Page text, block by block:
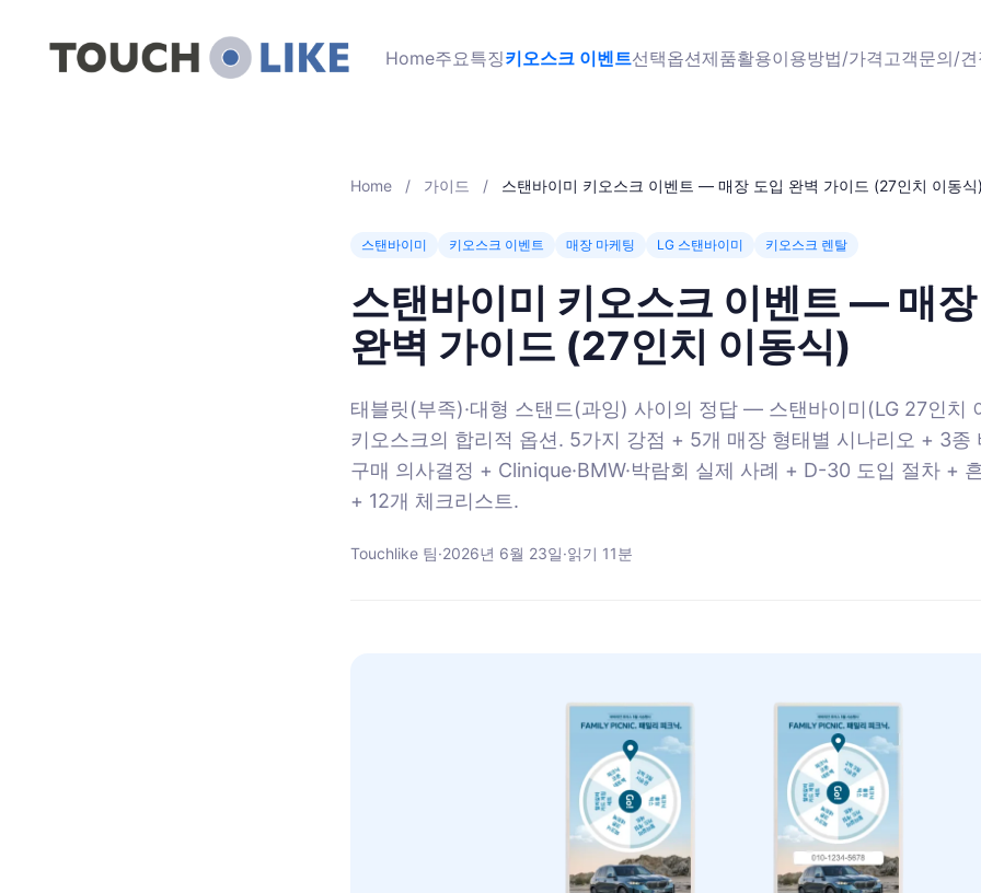
Home주요특징키오스크 이벤트선택옵션제품활용이용방법/가격고객문의/
Home / 가이드 / 스탠바이미 키오스크 이벤트 — 매장 도입 완벽 가이드 (27인치 이동식
스탠바이미 키오스크 이벤트 매장 마케팅 LG 스탠바이미 키오스크 렌탈
스탠바이미 키오스크 이벤트 — 매
완벽 가이드 (27인치 이동식)
태블릿(부족)·대형 스탠드(과잉) 사이의 정답 — 스탠바이미(LG 27인치
키오스크의 합리적 옵션. 5가지 강점 + 5개 매장 형태별 시나리오 + 3종
구매 의사결정 + Clinique·BMW·박람회 실제 사례 + D-30 도입 절차 +
+ 12개 체크리스트.
Touchlike 팀·2026년 6월 23일·읽기 11분